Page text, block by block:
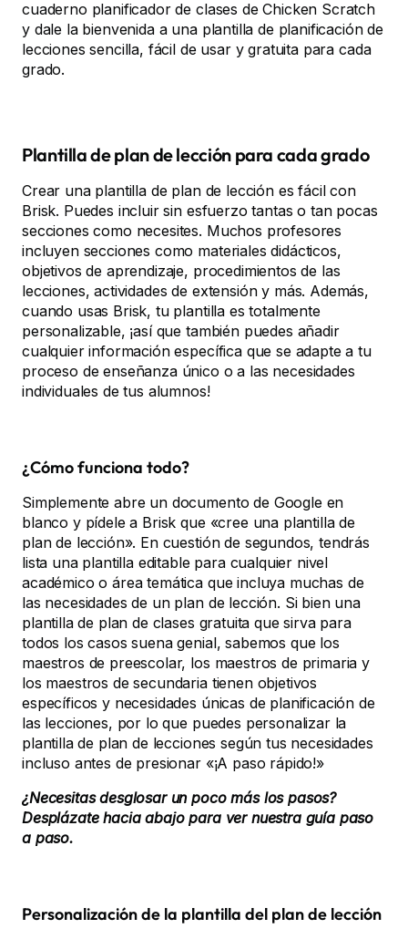
cuaderno planificador de clases de Chicken Scratch
y dale la bienvenida a una plantilla de planificación de
lecciones sencilla, fácil de usar y gratuita para cada
grado.
Plantilla de plan de lección para cada grado
Crear una plantilla de plan de lección es fácil con
Brisk. Puedes incluir sin esfuerzo tantas o tan pocas
secciones como necesites. Muchos profesores
incluyen secciones como materiales didácticos,
objetivos de aprendizaje, procedimientos de las
lecciones, actividades de extensión y más. Además,
cuando usas Brisk, tu plantilla es totalmente
personalizable, ¡así que también puedes añadir
cualquier información específica que se adapte a tu
proceso de enseñanza único o a las necesidades
individuales de tus alumnos!
¿Cómo funciona todo?
Simplemente abre un documento de Google en
blanco y pídele a Brisk que «cree una plantilla de
plan de lección». En cuestión de segundos, tendrás
lista una plantilla editable para cualquier nivel
académico o área temática que incluya muchas de
las necesidades de un plan de lección. Si bien una
plantilla de plan de clases gratuita que sirva para
todos los casos suena genial, sabemos que los
maestros de preescolar, los maestros de primaria y
los maestros de secundaria tienen objetivos
específicos y necesidades únicas de planificación de
las lecciones, por lo que puedes personalizar la
plantilla de plan de lecciones según tus necesidades
incluso antes de presionar «¡A paso rápido!»
¿Necesitas desglosar un poco más los pasos?
Desplázate hacia abajo para ver nuestra guía paso
a paso.
Personalización de la plantilla del plan de lección